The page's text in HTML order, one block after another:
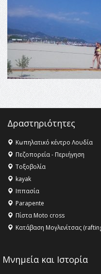
16:35 -Το πρόγραμμα
Champions League!
16:27 -Όλυμπος:
Κληρονομιάς της
Όλυμπος αναγνωρίστηκε
αγαθό εξέχουσας
ανθρωπότητα
16:18 -
ΕΝΟΡΙΑΚΕΣ
ΣΤΗΝ ΕΔΕΣΣΑ
Δραστηριότητες
Κωπηλατικό κέντρο Λουδία
Πεζοπορεία - Περιήγηση
Τοξοβολία
kayak
Ιππασία
Parapente
Πίστα Moto cross
Κατάβαση Μογλενίτσας
Μνημεία και Ιστορία